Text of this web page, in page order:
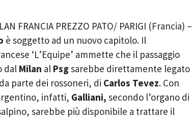
FRANCIA PREZZO PATO/ PARIGI (Francia) –
è soggetto ad un nuovo capitolo. Il
‘L’Equipe’ ammette che il passaggio
dal Milan alPsg sarebbe direttamente legato
parte dei rossoneri, di Carlos Tevez. Con
infatti, Galliani, secondo l’organo di
sarebbe più disponibile a trattare il